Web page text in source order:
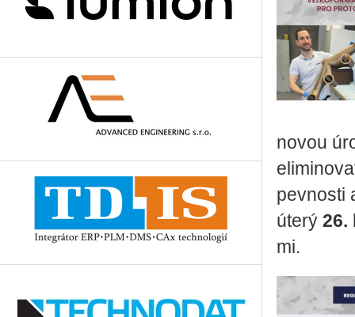
novou
pev­nos­ti
úterý 26.
mi.